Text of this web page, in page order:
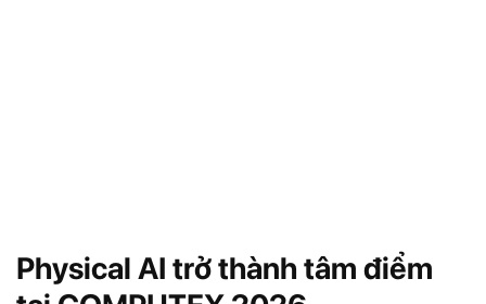
Physical AI trở thành tâm điểm